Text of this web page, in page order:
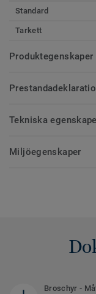
Standard
Tarkett
Produktegenskaper
Tekniska
Miljöegenskaper
Broschyr -